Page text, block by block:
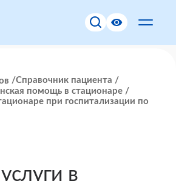
Справочник пациента
помощь в стационаре
при госпитализации по
в